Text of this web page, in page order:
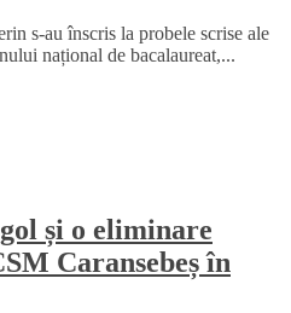
s-au înscris la probele scrise ale
național de bacalaureat,...
și o eliminare
Caransebeș în